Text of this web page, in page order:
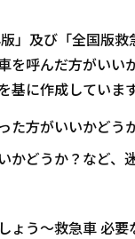
版」及び「全国版
を呼んだ方がい
に作成しています
た方がいいかどう
かどうか？など、
ょう～救急車 必